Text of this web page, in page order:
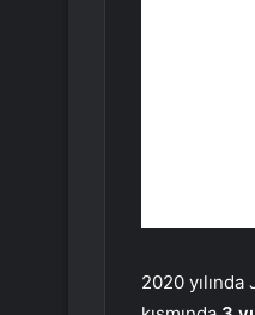
2020